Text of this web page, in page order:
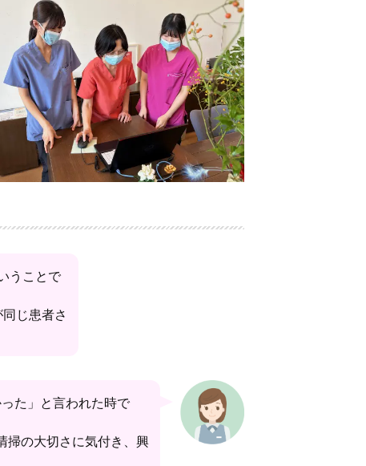
うことで
じ患者さ
た」と言われた時で
掃の大切さに気付き、興